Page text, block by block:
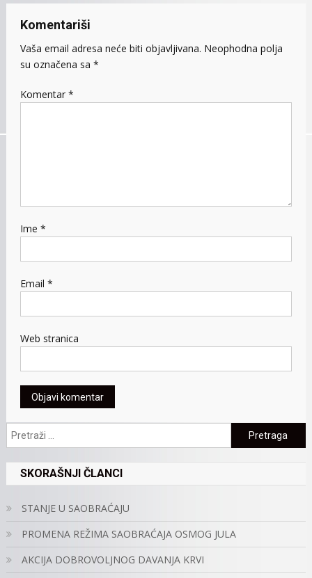
Komentariši
Vaša email adresa neće biti objavljivana. Neophodna polja
su označena sa *
Komentar *
Ime *
Email *
Web stranica
Pretraga:
SKORAŠNJI ČLANCI
STANJE U SAOBRAĆAJU
PROMENA REŽIMA SAOBRAĆAJA OSMOG JULA
AKCIJA DOBROVOLJNOG DAVANJA KRVI